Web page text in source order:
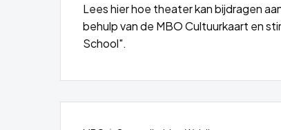
Lees hier hoe theater kan bijdragen
behulp van de MBO Cultuurkaart en
School".
meer